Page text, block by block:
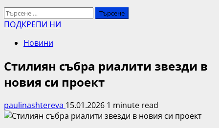
Търсене
за:
ПОДКРЕПИ НИ
Новини
Стилиян събра риалити звезди в
новия си проект
paulinashtereva 15.01.2026 1 minute read